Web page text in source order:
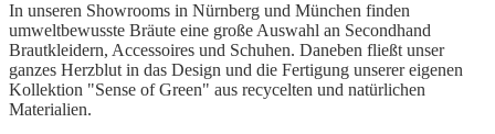
In unseren Showrooms in Nürnberg und München finden
umweltbewusste Bräute eine große Auswahl an Secondhand
Brautkleidern, Accessoires und Schuhen. Daneben fließt unser
ganzes Herzblut in das Design und die Fertigung unserer eigenen
Kollektion "Sense of Green" aus recycelten und natürlichen
Materialien.